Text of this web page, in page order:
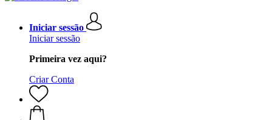
Iniciar sessão
Iniciar sessão
Primeira vez aqui?
Criar Conta